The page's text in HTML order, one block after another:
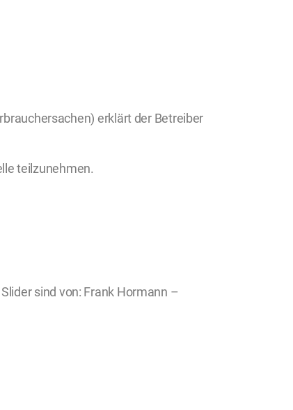
erklärt der Betreiber
teilzunehmen.
sind von: Frank Hormann –